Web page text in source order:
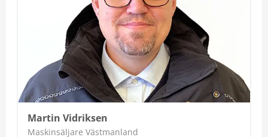
Martin Vidriksen
Maskinsäljare Västmanland